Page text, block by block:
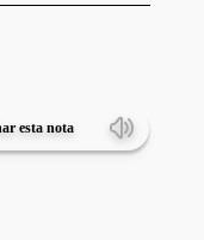
esta nota